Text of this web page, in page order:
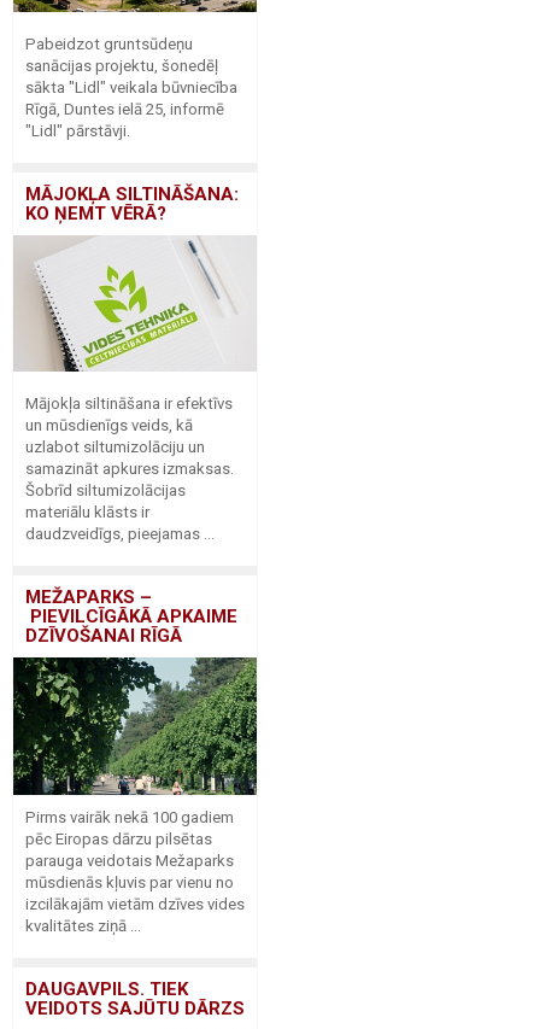
Pabeidzot gruntsūdeņu
sanācijas projektu, šonedēļ
sākta "Lidl" veikala būvniecība
Rīgā, Duntes ielā 25, informē
"Lidl" pārstāvji.
MĀJOKĻA SILTINĀŠANA:
KO ŅEMT VĒRĀ?
Mājokļa siltināšana ir efektīvs
un mūsdienīgs veids, kā
uzlabot siltumizolāciju un
samazināt apkures izmaksas.
Šobrīd siltumizolācijas
materiālu klāsts ir
daudzveidīgs, pieejamas ...
MEŽAPARKS –
PIEVILCĪGĀKĀ APKAIME
DZĪVOŠANAI RĪGĀ
Pirms vairāk nekā 100 gadiem
pēc Eiropas dārzu pilsētas
parauga veidotais Mežaparks
mūsdienās kļuvis par vienu no
izcilākajām vietām dzīves vides
kvalitātes ziņā ...
DAUGAVPILS. TIEK
VEIDOTS SAJŪTU DĀRZS